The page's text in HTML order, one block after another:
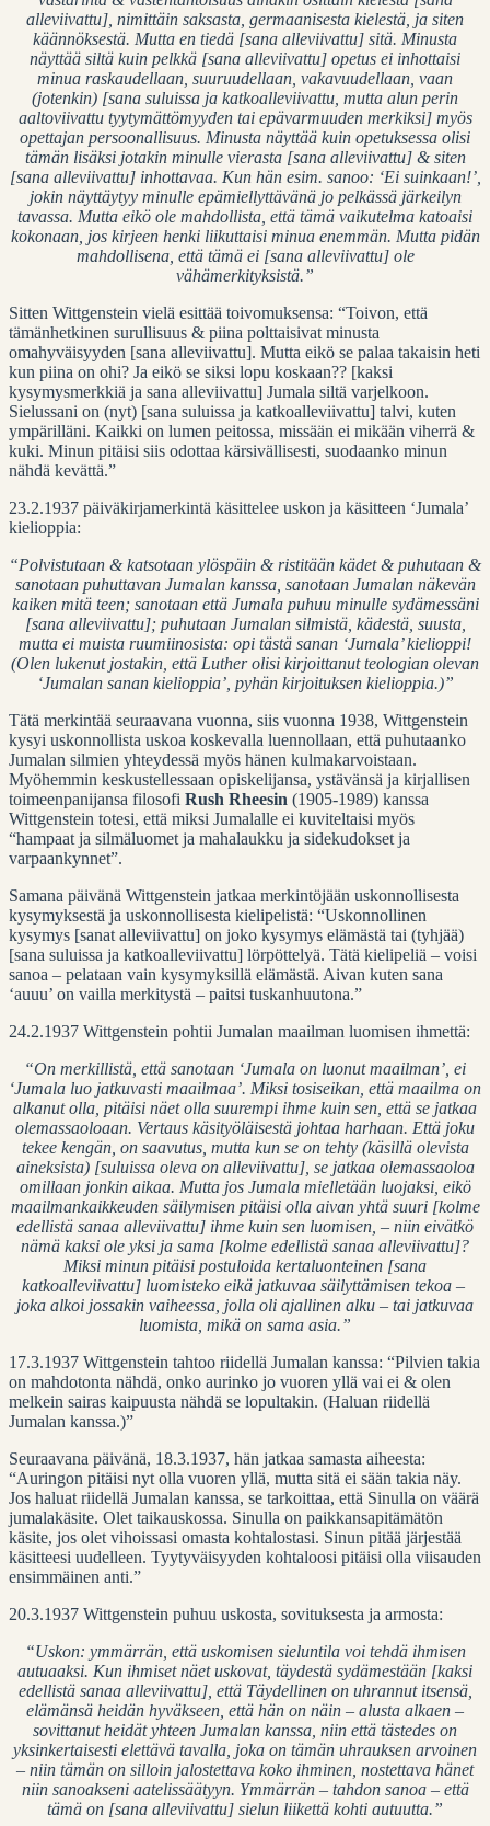
alleviivattu], nimittäin saksasta, germaanisesta kielestä, ja siten
käännöksestä. Mutta en tiedä [sana alleviivattu] sitä. Minusta
näyttää siltä kuin pelkkä [sana alleviivattu] opetus ei inhottaisi
minua raskaudellaan, suuruudellaan, vakavuudellaan, vaan
(jotenkin) [sana suluissa ja katkoalleviivattu, mutta alun perin
aaltoviivattu tyytymättömyyden tai epävarmuuden merkiksi] myös
opettajan persoonallisuus. Minusta näyttää kuin opetuksessa olisi
tämän lisäksi jotakin minulle vierasta [sana alleviivattu] & siten
[sana alleviivattu] inhottavaa. Kun hän esim. sanoo: ‘Ei suinkaan!’,
jokin näyttäytyy minulle epämiellyttävänä jo pelkässä järkeilyn
tavassa. Mutta eikö ole mahdollista, että tämä vaikutelma katoaisi
kokonaan, jos kirjeen henki liikuttaisi minua enemmän. Mutta pidän
mahdollisena, että tämä ei [sana alleviivattu] ole
vähämerkityksistä.”
Sitten Wittgenstein vielä esittää toivomuksensa: “Toivon, että
tämänhetkinen surullisuus & piina polttaisivat minusta
omahyväisyyden [sana alleviivattu]. Mutta eikö se palaa takaisin heti
kun piina on ohi? Ja eikö se siksi lopu koskaan?? [kaksi
kysymysmerkkiä ja sana alleviivattu] Jumala siltä varjelkoon.
Sielussani on (nyt) [sana suluissa ja katkoalleviivattu] talvi, kuten
ympärilläni. Kaikki on lumen peitossa, missään ei mikään viherrä &
kuki. Minun pitäisi siis odottaa kärsivällisesti, suodaanko minun
nähdä kevättä.”
23.2.1937 päiväkirjamerkintä käsittelee uskon ja käsitteen ‘Jumala’
kielioppia:
“Polvistutaan & katsotaan ylöspäin & ristitään kädet & puhutaan &
sanotaan puhuttavan Jumalan kanssa, sanotaan Jumalan näkevän
kaiken mitä teen; sanotaan että Jumala puhuu minulle sydämessäni
[sana alleviivattu]; puhutaan Jumalan silmistä, kädestä, suusta,
mutta ei muista ruumiinosista: opi tästä sanan ‘Jumala’ kielioppi!
(Olen lukenut jostakin, että Luther olisi kirjoittanut teologian olevan
‘Jumalan sanan kielioppia’, pyhän kirjoituksen kielioppia.)”
Tätä merkintää seuraavana vuonna, siis vuonna 1938, Wittgenstein
kysyi uskonnollista uskoa koskevalla luennollaan, että puhutaanko
Jumalan silmien yhteydessä myös hänen kulmakarvoistaan.
Myöhemmin keskustellessaan opiskelijansa, ystävänsä ja kirjallisen
toimeenpanijansa filosofi Rush Rheesin (1905-1989) kanssa
Wittgenstein totesi, että miksi Jumalalle ei kuviteltaisi myös
“hampaat ja silmäluomet ja mahalaukku ja sidekudokset ja
varpaankynnet”.
Samana päivänä Wittgenstein jatkaa merkintöjään uskonnollisesta
kysymyksestä ja uskonnollisesta kielipelistä: “Uskonnollinen
kysymys [sanat alleviivattu] on joko kysymys elämästä tai (tyhjää)
[sana suluissa ja katkoalleviivattu] lörpöttelyä. Tätä kielipeliä – voisi
sanoa – pelataan vain kysymyksillä elämästä. Aivan kuten sana
‘auuu’ on vailla merkitystä – paitsi tuskanhuutona.”
24.2.1937 Wittgenstein pohtii Jumalan maailman luomisen ihmettä:
“On merkillistä, että sanotaan ‘Jumala on luonut maailman’, ei
‘Jumala luo jatkuvasti maailmaa’. Miksi tosiseikan, että maailma on
alkanut olla, pitäisi näet olla suurempi ihme kuin sen, että se jatkaa
olemassaoloaan. Vertaus käsityöläisestä johtaa harhaan. Että joku
tekee kengän, on saavutus, mutta kun se on tehty (käsillä olevista
aineksista) [suluissa oleva on alleviivattu], se jatkaa olemassaoloa
omillaan jonkin aikaa. Mutta jos Jumala mielletään luojaksi, eikö
maailmankaikkeuden säilymisen pitäisi olla aivan yhtä suuri [kolme
edellistä sanaa alleviivattu] ihme kuin sen luomisen, – niin eivätkö
nämä kaksi ole yksi ja sama [kolme edellistä sanaa alleviivattu]?
Miksi minun pitäisi postuloida kertaluonteinen [sana
katkoalleviivattu] luomisteko eikä jatkuvaa säilyttämisen tekoa –
joka alkoi jossakin vaiheessa, jolla oli ajallinen alku – tai jatkuvaa
luomista, mikä on sama asia.”
17.3.1937 Wittgenstein tahtoo riidellä Jumalan kanssa: “Pilvien takia
on mahdotonta nähdä, onko aurinko jo vuoren yllä vai ei & olen
melkein sairas kaipuusta nähdä se lopultakin. (Haluan riidellä
Jumalan kanssa.)”
Seuraavana päivänä, 18.3.1937, hän jatkaa samasta aiheesta:
“Auringon pitäisi nyt olla vuoren yllä, mutta sitä ei sään takia näy.
Jos haluat riidellä Jumalan kanssa, se tarkoittaa, että Sinulla on väärä
jumalakäsite. Olet taikauskossa. Sinulla on paikkansapitämätön
käsite, jos olet vihoissasi omasta kohtalostasi. Sinun pitää järjestää
käsitteesi uudelleen. Tyytyväisyyden kohtaloosi pitäisi olla viisauden
ensimmäinen anti.”
20.3.1937 Wittgenstein puhuu uskosta, sovituksesta ja armosta:
“Uskon: ymmärrän, että uskomisen sieluntila voi tehdä ihmisen
autuaaksi. Kun ihmiset näet uskovat, täydestä sydämestään [kaksi
edellistä sanaa alleviivattu], että Täydellinen on uhrannut itsensä,
elämänsä heidän hyväkseen, että hän on näin – alusta alkaen –
sovittanut heidät yhteen Jumalan kanssa, niin että tästedes on
yksinkertaisesti elettävä tavalla, joka on tämän uhrauksen arvoinen
– niin tämän on silloin jalostettava koko ihminen, nostettava hänet
niin sanoakseni aatelissäätyyn. Ymmärrän – tahdon sanoa – että
tämä on [sana alleviivattu] sielun liikettä kohti autuutta.”